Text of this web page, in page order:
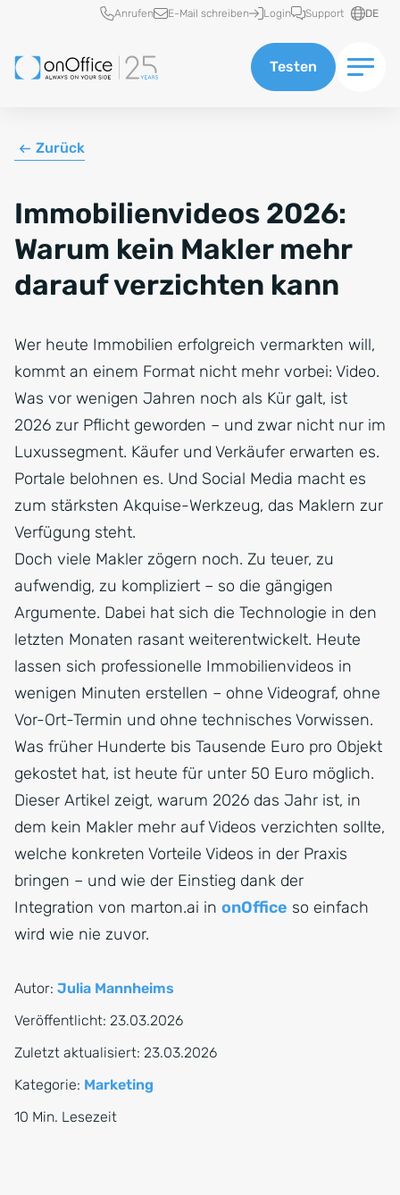
Schnellzugriff
Anrufen E-Mail schreiben Login Support DE
Testen
Zurück
Immobilienvideos 2026:
Warum kein Makler mehr
darauf verzichten kann
Wer heute Immobilien erfolgreich vermarkten will,
kommt an einem Format nicht mehr vorbei: Video.
Was vor wenigen Jahren noch als Kür galt, ist
2026 zur Pflicht geworden – und zwar nicht nur im
Luxussegment. Käufer und Verkäufer erwarten es.
Portale belohnen es. Und Social Media macht es
zum stärksten Akquise-Werkzeug, das Maklern zur
Verfügung steht.
Doch viele Makler zögern noch. Zu teuer, zu
aufwendig, zu kompliziert – so die gängigen
Argumente. Dabei hat sich die Technologie in den
letzten Monaten rasant weiterentwickelt. Heute
lassen sich professionelle Immobilienvideos in
wenigen Minuten erstellen – ohne Videograf, ohne
Vor-Ort-Termin und ohne technisches Vorwissen.
Was früher Hunderte bis Tausende Euro pro Objekt
gekostet hat, ist heute für unter 50 Euro möglich.
Dieser Artikel zeigt, warum 2026 das Jahr ist, in
dem kein Makler mehr auf Videos verzichten sollte,
welche konkreten Vorteile Videos in der Praxis
bringen – und wie der Einstieg dank der
Integration von marton.ai in onOffice so einfach
wird wie nie zuvor.
Autor: Julia Mannheims
Veröffentlicht: 23.03.2026
Zuletzt aktualisiert: 23.03.2026
Kategorie: Marketing
10 Min. Lesezeit